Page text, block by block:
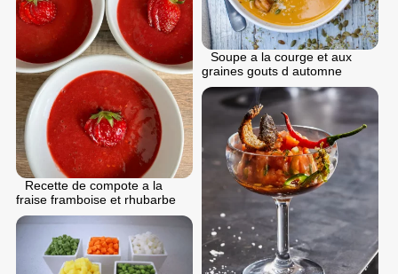
Soupe a la courge et aux
graines gouts d automne
Recette de compote a la
fraise framboise et rhubarbe